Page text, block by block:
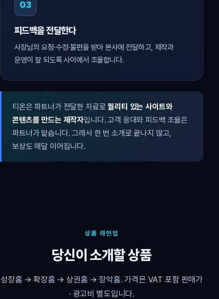
03
피드백을 전달한다
사장님의 요청·수정·불편을 받아 본사에 전달하고, 제작과
운영이 잘 되도록 사이에서 조율합니다.
티온은 파트너가 전달한 자료로퀄리티 있는 사이트와
콘텐츠를 만드는 제작자입니다. 고객 응대와 피드백 조율은
파트너가 맡습니다. 그래서 한 번 소개로 끝나지 않고,
보상도 매달 이어집니다.
상품 라인업
당신이 소개할 상품
성장홈 → 확장홈 → 상권홈 → 장악홈. 가격은 VAT 포함 판매가
· 광고비 별도입니다.